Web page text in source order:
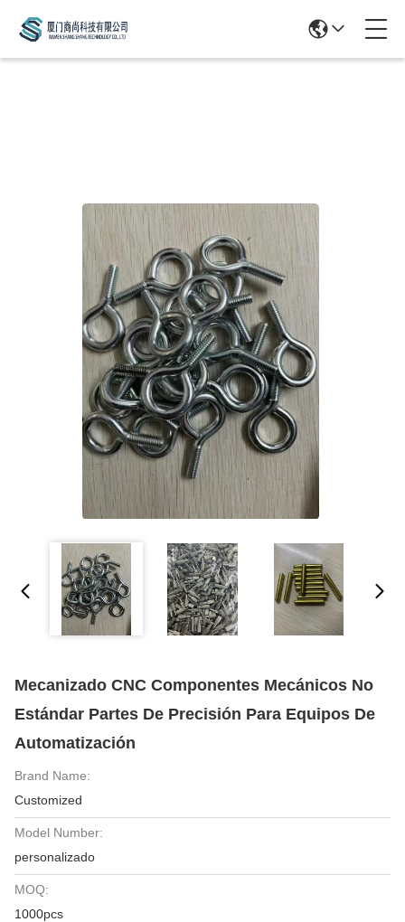
Mecanizado CNC Componentes Mecánicos No
Estándar Partes De Precisión Para Equipos De
Automatización
Brand Name:
Customized
Model Number:
personalizado
MOQ:
1000pcs